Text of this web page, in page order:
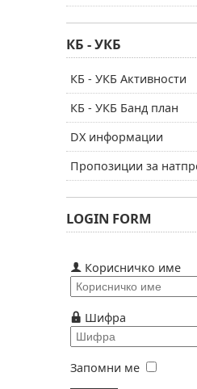
КБ - УКБ
КБ - УКБ Активности
КБ - УКБ Банд план
DX информации
Пропозиции за
LOGIN FORM
Корисничко име
Шифра
Запомни ме